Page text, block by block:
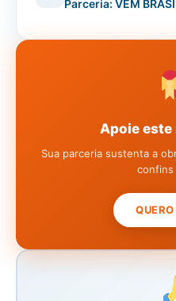
Parceria: VEM
Apoie
Sua parceria sustenta a
confins